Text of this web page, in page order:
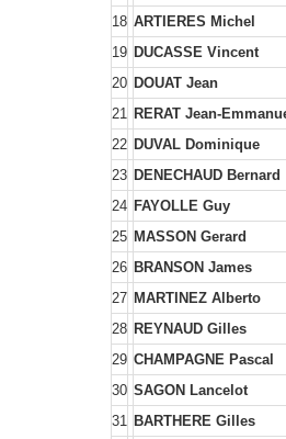
18 ARTIERES Michel
19 DUCASSE Vincent
20 DOUAT Jean
21 RERAT Jean-
22 DUVAL Dominique
23 DENECHAUD Bernard
24 FAYOLLE Guy
25 MASSON Gerard
26 BRANSON James
27 MARTINEZ Alberto
28 REYNAUD Gilles
29 CHAMPAGNE Pascal
30 SAGON Lancelot
31 BARTHERE Gilles